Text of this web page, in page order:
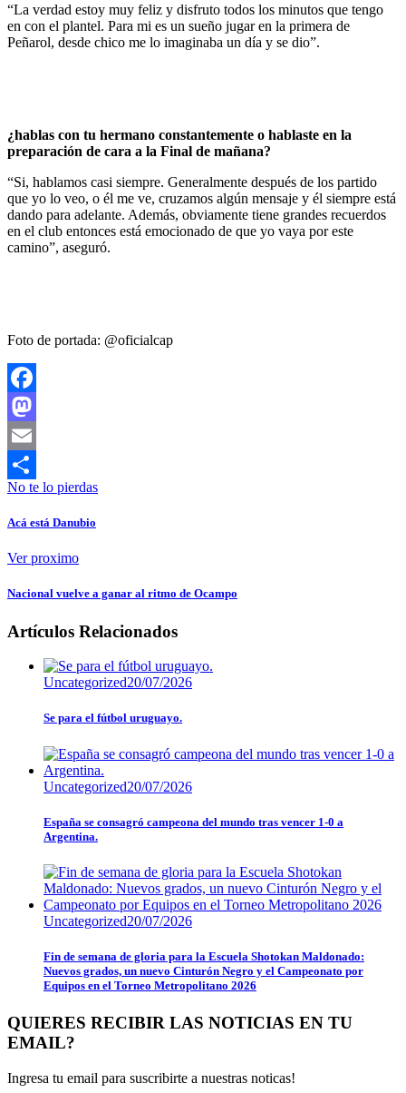
“La verdad estoy muy feliz y disfruto todos los minutos que tengo
en con el plantel. Para mi es un sueño jugar en la primera de
Peñarol, desde chico me lo imaginaba un día y se dio”.
¿hablas con tu hermano constantemente o hablaste en la
preparación de cara a la Final de mañana?
“Si, hablamos casi siempre. Generalmente después de los partido
que yo lo veo, o él me ve, cruzamos algún mensaje y él siempre está
dando para adelante. Además, obviamente tiene grandes recuerdos
en el club entonces está emocionado de que yo vaya por este
camino”, aseguró.
Foto de portada: @oficialcap
Facebook
Mastodon
Email
Compartir
No te lo pierdas
Acá está Danubio
Ver proximo
Nacional vuelve a ganar al ritmo de Ocampo
Artículos Relacionados
Uncategorized20/07/2026
Se para el fútbol uruguayo.
Uncategorized20/07/2026
España se consagró campeona del mundo tras vencer 1-0 a
Argentina.
Uncategorized20/07/2026
Fin de semana de gloria para la Escuela Shotokan Maldonado:
Nuevos grados, un nuevo Cinturón Negro y el Campeonato por
Equipos en el Torneo Metropolitano 2026
QUIERES RECIBIR LAS NOTICIAS EN TU
EMAIL?
Ingresa tu email para suscribirte a nuestras noticas!